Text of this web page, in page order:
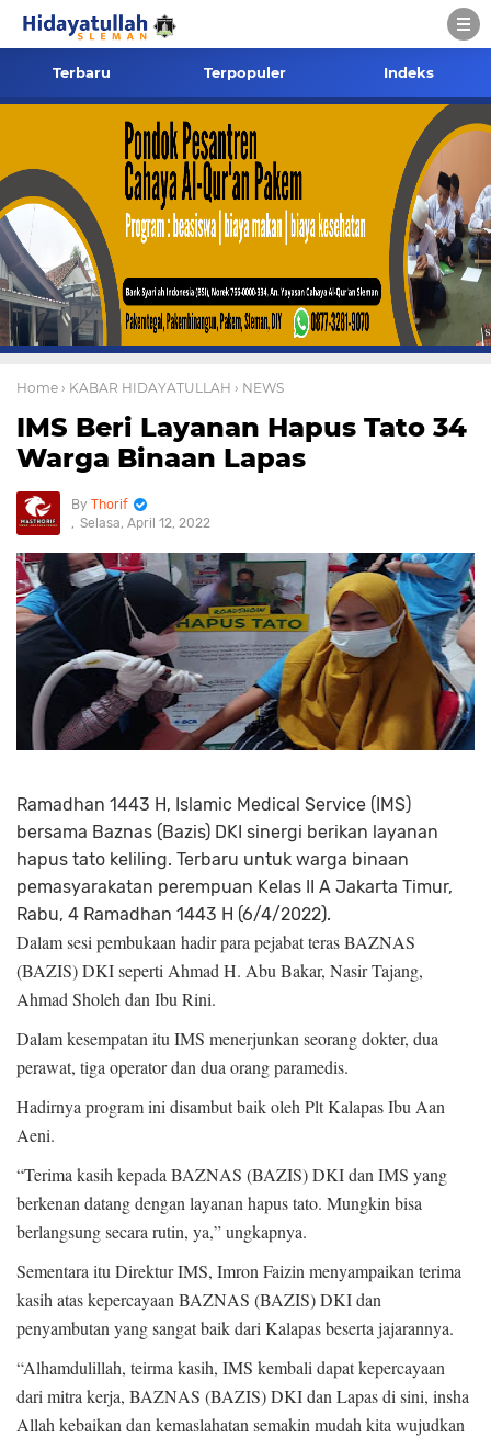
Terbaru Terpopuler Indeks
Home › KABAR HIDAYATULLAH › NEWS
IMS Beri Layanan Hapus Tato 34
Warga Binaan Lapas
Thorif
Selasa, April 12, 2022
Ramadhan 1443 H, Islamic Medical Service (IMS)
bersama Baznas (Bazis) DKI sinergi berikan layanan
hapus tato keliling. Terbaru untuk warga binaan
pemasyarakatan perempuan Kelas II A Jakarta Timur,
Rabu, 4 Ramadhan 1443 H (6/4/2022).
Dalam sesi pembukaan hadir para pejabat teras BAZNAS
(BAZIS) DKI seperti Ahmad H. Abu Bakar, Nasir Tajang,
Ahmad Sholeh dan Ibu Rini.
Dalam kesempatan itu IMS menerjunkan seorang dokter, dua
perawat, tiga operator dan dua orang paramedis.
Hadirnya program ini disambut baik oleh Plt Kalapas Ibu Aan
Aeni.
“Terima kasih kepada BAZNAS (BAZIS) DKI dan IMS yang
berkenan datang dengan layanan hapus tato. Mungkin bisa
berlangsung secara rutin, ya,” ungkapnya.
Sementara itu Direktur IMS, Imron Faizin menyampaikan terima
kasih atas kepercayaan BAZNAS (BAZIS) DKI dan
penyambutan yang sangat baik dari Kalapas beserta jajarannya.
“Alhamdulillah, teirma kasih, IMS kembali dapat kepercayaan
dari mitra kerja, BAZNAS (BAZIS) DKI dan Lapas di sini, insha
Allah kebaikan dan kemaslahatan semakin mudah kita wujudkan